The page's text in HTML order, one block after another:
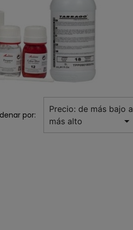
por:
Precio: de más bajo a
más alto
